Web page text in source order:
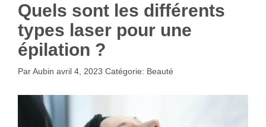
Quels sont les différents
types laser pour une
épilation ?
ParAubin avril 4, 2023 Catégorie: Beauté